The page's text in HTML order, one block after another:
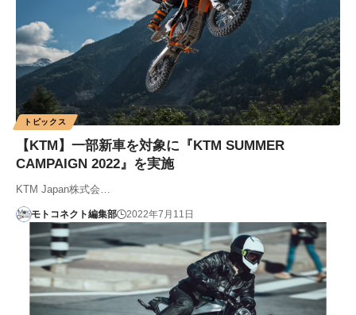
トピックス
【KTM】一部新車を対象に『KTM SUMMER
CAMPAIGN 2022』を実施
KTM Japan株式会…
モトコネクト編集部 2022年7月11日